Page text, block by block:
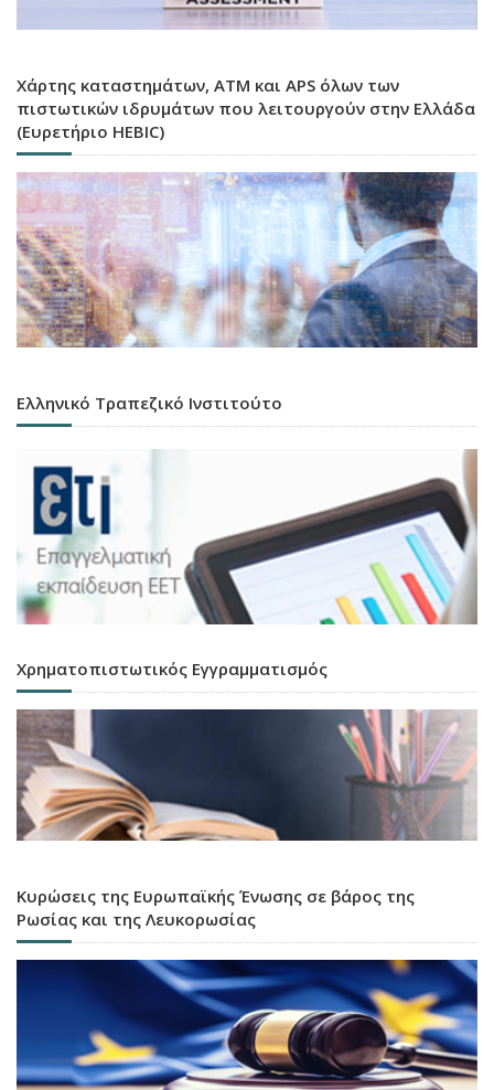
Χάρτης καταστημάτων, ATM και APS όλων των
πιστωτικών ιδρυμάτων που λειτουργούν στην Ελλάδα
(Ευρετήριο HEBIC)
Ελληνικό Τραπεζικό Ινστιτούτο
Χρηματοπιστωτικός Εγγραμματισμός
Κυρώσεις της Ευρωπαϊκής Ένωσης σε βάρος της
Ρωσίας και της Λευκορωσίας